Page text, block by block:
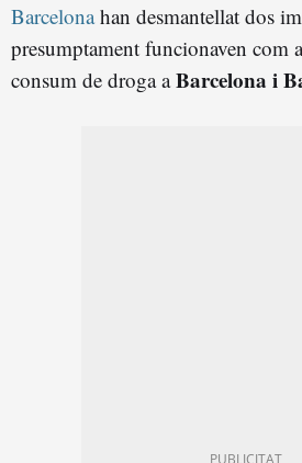
Barcelona han desmantellat dos
presumptament funcionaven com
consum de droga aBarcelona i